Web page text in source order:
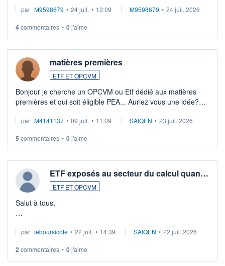
veux procéder à la vente, on me signale ...
par M9598679 • 24 juil. • 12:09 M9598679 • 24 juil. 2026
4commentaires • 0j'aime
matières premières
ETF ET OPCVM
Bonjour je cherche un OPCVM ou Etf dédié aux matières
premières et qui soit éligible PEA... Auriez vous une idée?
par M4141137 • 09 juil. • 11:09 SAIQEN • 23 juil. 2026
5 commentaires • 0j'aime
ETF exposés au secteur du calcul quan…
ETF ET OPCVM
Salut à tous,
via un ETF plutôt que des actions individuelles.
Idéalement, je voudrais qu'il soit éligible au PEA.
par jeboursicote • 22 juil. • 14:39 SAIQEN • 22 juil. 2026
2 commentaires • 0j'aime